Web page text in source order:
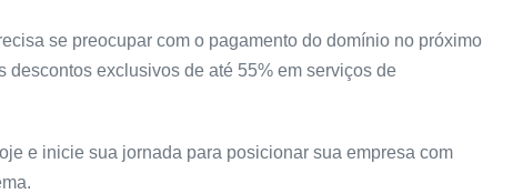
se preocupar com o pagamento do domínio no próximo
descontos exclusivos de até 55% em serviços de
e inicie sua jornada para posicionar sua empresa com